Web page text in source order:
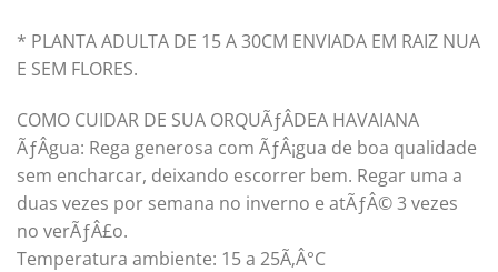
* PLANTA ADULTA DE 15 A 30CM ENVIADA EM RAIZ NUA
E SEM FLORES.
COMO CUIDAR DE SUA ORQUÃƒÂDEA HAVAIANA
ÃƒÂgua: Rega generosa com ÃƒÂ¡gua de boa qualidade
sem encharcar, deixando escorrer bem. Regar uma a
duas vezes por semana no inverno e atÃƒÂ© 3 vezes
no verÃƒÂ£o.
Temperatura ambiente: 15 a 25Ã‚Â°C